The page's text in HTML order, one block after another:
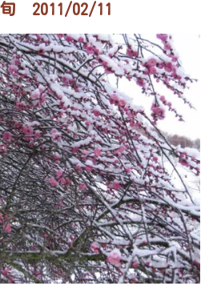
2011/02/11